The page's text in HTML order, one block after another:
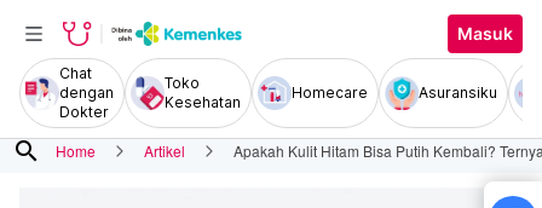
Masuk
Chat
dengan
Dokter
Toko
Kesehatan
Homecare Asuransiku
search Home Artikel Apakah Kulit Hitam Bisa Putih Kembali?